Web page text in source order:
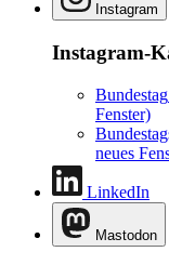
Instagram
Instagram-
Bundestag
Fenster)
neues
LinkedIn
Mastodon